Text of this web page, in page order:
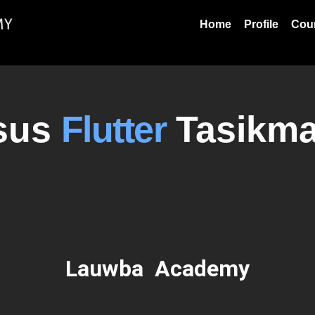
Home Profile
Flutter
Lauwba Academy